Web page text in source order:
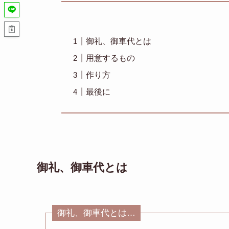
御礼、御車代とは
用意するもの
作り方
最後に
御礼、御車代とは
御礼、御車代とは…